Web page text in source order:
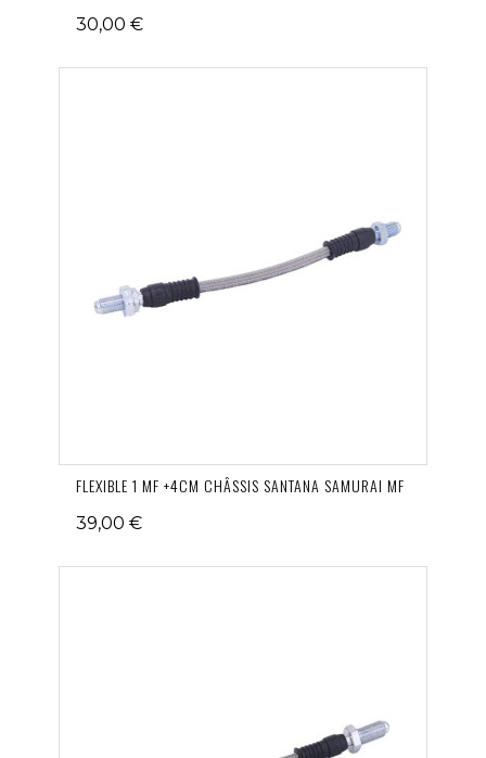
30,00 €
FLEXIBLE 1 MF +4CM CHÂSSIS SANTANA SAMURAI MF
39,00 €